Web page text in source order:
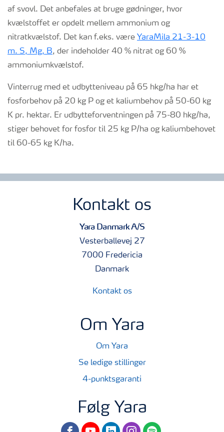
af svovl. Det anbefales at bruge gødninger, hvor
kvælstoffet er opdelt mellem ammonium og
nitratkvælstof. Det kan f.eks. være YaraMila 21-3-10
m. S, Mg, B, der indeholder 40 % nitrat og 60 %
ammoniumkvælstof.
Vinterrug med et udbytteniveau på 65 hkg/ha har et
fosforbehov på 20 kg P og et kaliumbehov på 50-60 kg
K pr. hektar. Er udbytteforventningen på 75-80 hkg/ha,
stiger behovet for fosfor til 25 kg P/ha og kaliumbehovet
til 60-65 kg K/ha.
Kontakt os
Yara Danmark A/S
Vesterballevej 27
7000 Fredericia
Danmark
Kontakt os
Om Yara
Om Yara
Se ledige stillinger
4-punktsgaranti
Følg Yara
facebookyoutubelinkedininstagram
spotify